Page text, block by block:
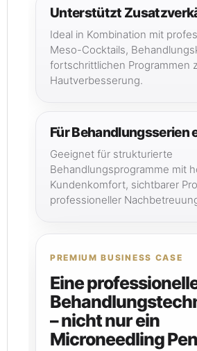
Unterstützt
Ideal in Kombination mit
Meso-Cocktails,
fortschrittlichen Programmen
Hautverbesserung.
Für Behandlungsserien
Geeignet für strukturierte
Behandlungsprogramme mit
Kundenkomfort, sichtbarer
professioneller
PREMIUM BUSINESS CASE
Eine
– nicht nur ein
Microneedling Pen